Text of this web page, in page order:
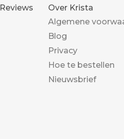
Reviews
Over Krista
Algemene
Blog
Privacy
Hoe te bestellen
Nieuwsbrief